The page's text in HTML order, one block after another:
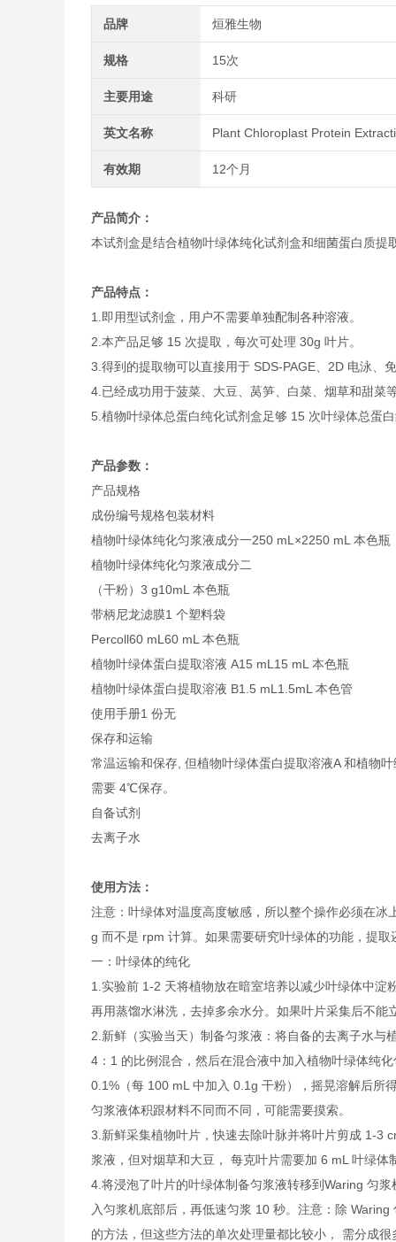
品牌 烜雅生物
规格 15次
主要用途 科研
英文名称 Plant Chloroplast Protein
有效期 12个月
产品简介：
本试剂盒是结合植物叶绿体纯化试剂盒和细菌蛋白质
产品特点：
1.即用型试剂盒，用户不需要单独配制各种溶液。
2.本产品足够 15 次提取，每次可处理 30g 叶片。
3.得到的提取物可以直接用于 SDS-PAGE、2D 电泳、
4.已经成功用于菠菜、大豆、莴笋、白菜、烟草和甜
5.植物叶绿体总蛋白纯化试剂盒足够 15 次叶绿体总蛋
产品参数：
产品规格
成份编号规格包装材料
植物叶绿体纯化匀浆液成分一250 mL×2250 mL 本色瓶
植物叶绿体纯化匀浆液成分二
（干粉） 3 g10mL 本色瓶
带柄尼龙滤膜1 个塑料袋
Percoll60 mL 60 mL 本色瓶
植物叶绿体蛋白提取溶液 A15 mL 15 mL 本色瓶
植物叶绿体蛋白提取溶液 B1.5 mL 1.5mL 本色管
使用手册1 份无
保存和运输
常温运输和保存, 但植物叶绿体蛋白提取溶液A 和植物
需要 4℃保存。
自备试剂
去离子水
使用方法：
注意：叶绿体对温度高度敏感，所以整个操作必须在
g 而不是 rpm 计算。如果需要研究叶绿体的功能，提
一：叶绿体的纯化
1.实验前 1-2 天将植物放在暗室培养以减少叶绿体中
再用蒸馏水淋洗，去掉多余水分。如果叶片采集后不
2.新鲜（实验当天）制备匀浆液：将自备的去离子水与
4：1 的比例混合，然后在混合液中加入植物叶绿体纯
0.1%（每 100 mL 中加入 0.1g 干粉），摇晃溶解后所
匀浆液体积跟材料不同而不同，可能需要摸索。
3.新鲜采集植物叶片，快速去除叶脉并将叶片剪成 1-3
浆液，但对烟草和大豆， 每克叶片需要加 6 mL 叶绿体
4.将浸泡了叶片的叶绿体制备匀浆液转移到Waring 匀
入匀浆机底部后，再低速匀浆 10 秒。注意：除
的方法，但这些方法的单次处理量都比较小， 需分成